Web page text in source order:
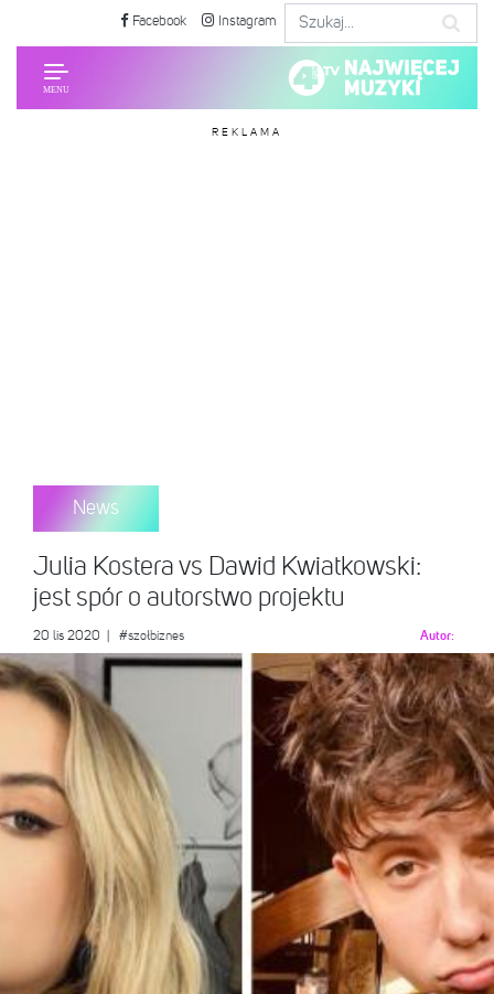
Facebook Instagram
REKLAMA
News
Julia Kostera vs Dawid Kwiatkowski:
jest spór o autorstwo projektu
20 lis 2020 #szołbiznes Autor: